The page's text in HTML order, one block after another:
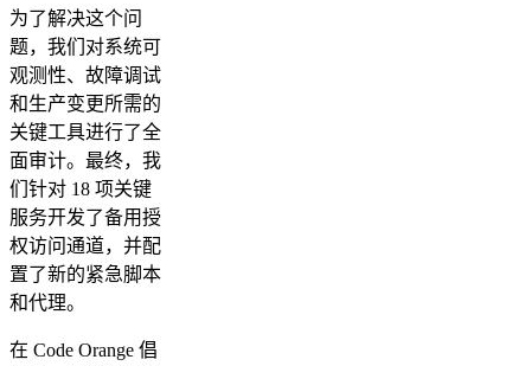
为了解决这个问
题，我们对系统可
观测性、故障调试
和生产变更所需的
关键工具进行了全
面审计。最终，我
们针对 18 项关键
服务开发了备用授
权访问通道，并配
置了新的紧急脚本
和代理。
在 Code Orange 倡